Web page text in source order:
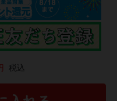
税込